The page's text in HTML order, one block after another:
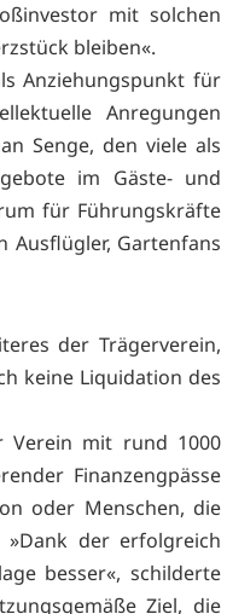
mit solchen
bleiben«.
Anziehungspunkt für
Anregungen
Senge, den viele als
im Gäste- und
für Führungskräfte
Gartenfans
der Trägerverein,
keine Liquidation des
Verein mit rund 1000
Finanzengpässe
oder Menschen, die
der erfolgreich
besser«, schilderte
Ziel, die